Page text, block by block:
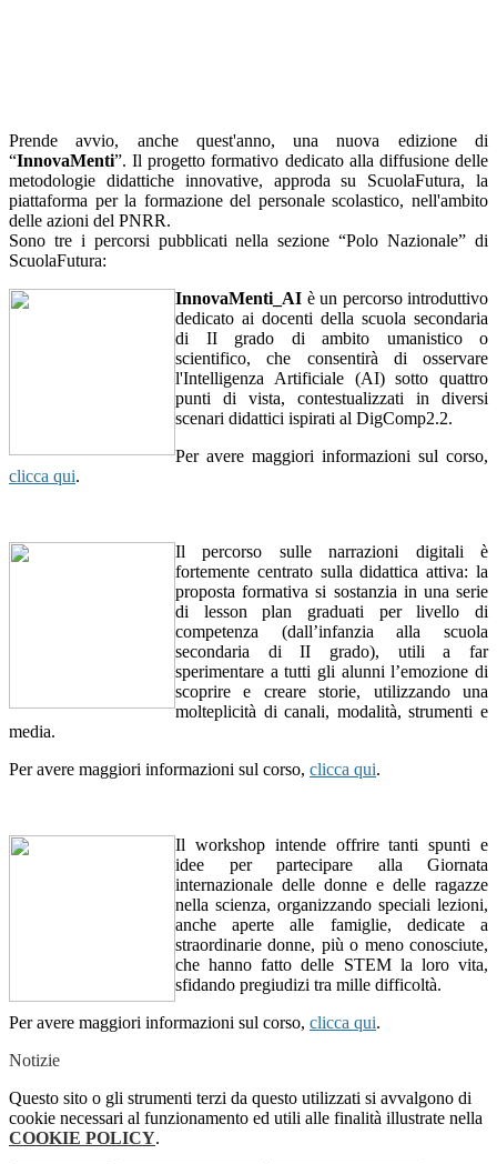
Prende avvio, anche quest'anno, una nuova edizione di
“InnovaMenti”. Il progetto formativo dedicato alla diffusione delle
metodologie didattiche innovative, approda su ScuolaFutura, la
piattaforma per la formazione del personale scolastico, nell'ambito
delle azioni del PNRR.
Sono tre i percorsi pubblicati nella sezione “Polo Nazionale” di
ScuolaFutura:
InnovaMenti_AI è un percorso introduttivo
dedicato ai docenti della scuola secondaria
di II grado di ambito umanistico o
scientifico, che consentirà di osservare
l'Intelligenza Artificiale (AI) sotto quattro
punti di vista, contestualizzati in diversi
scenari didattici ispirati al DigComp2.2.
Per avere maggiori informazioni sul corso,
clicca qui.
Il percorso sulle narrazioni digitali è
fortemente centrato sulla didattica attiva: la
proposta formativa si sostanzia in una serie
di lesson plan graduati per livello di
competenza (dall’infanzia alla scuola
secondaria di II grado), utili a far
sperimentare a tutti gli alunni l’emozione di
scoprire e creare storie, utilizzando una
molteplicità di canali, modalità, strumenti e
media.
Per avere maggiori informazioni sul corso, clicca qui.
Il workshop intende offrire tanti spunti e
idee per partecipare alla Giornata
internazionale delle donne e delle ragazze
nella scienza, organizzando speciali lezioni,
anche aperte alle famiglie, dedicate a
straordinarie donne, più o meno conosciute,
che hanno fatto delle STEM la loro vita,
sfidando pregiudizi tra mille difficoltà.
Per avere maggiori informazioni sul corso, clicca qui.
Notizie
Questo sito o gli strumenti terzi da questo utilizzati si avvalgono di
cookie necessari al funzionamento ed utili alle finalità illustrate nella
COOKIE POLICY.